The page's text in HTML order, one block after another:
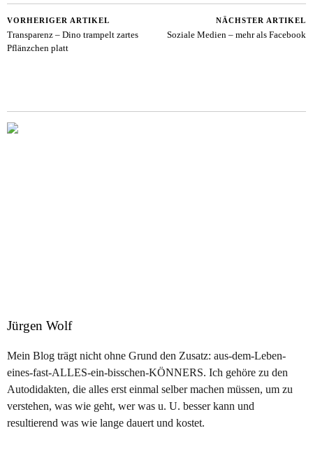
VORHERIGER ARTIKEL
Transparenz – Dino trampelt zartes
Pflänzchen platt
NÄCHSTER ARTIKEL
Soziale Medien – mehr als Facebook
Jürgen Wolf
Mein Blog trägt nicht ohne Grund den Zusatz: aus-dem-Leben-
eines-fast-ALLES-ein-bisschen-KÖNNERS. Ich gehöre zu den
Autodidakten, die alles erst einmal selber machen müssen, um zu
verstehen, was wie geht, wer was u. U. besser kann und
resultierend was wie lange dauert und kostet.